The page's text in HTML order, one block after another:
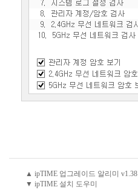
▲ ipTIME 업그레이드 알리미 v1.38
▼ ipTIME 설치 도우미